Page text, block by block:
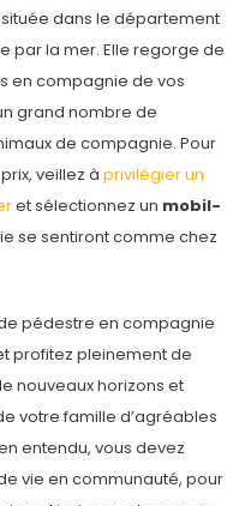
dans le département
par la mer. Elle regorge de
en compagnie de vos
grand nombre de
de compagnie. Pour
veillez à privilégier un
et sélectionnez un mobil-
se sentiront comme chez
pédestre en compagnie
profitez pleinement de
nouveaux horizons et
votre famille d’agréables
entendu, vous devez
vie en communauté, pour